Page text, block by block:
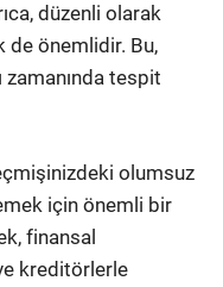
düzenli olarak
de önemlidir. Bu,
zamanında tespit
olumsuz
için önemli bir
finansal
kreditörlerle